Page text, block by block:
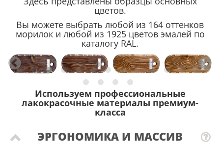
цветов.
Вы можете выбрать любой из 164 оттенков
морилок и любой из 1925 цветов эмалей по
каталогу RAL.
Используем профессиональные
лакокрасочные материалы премиум-
класса
ЭРГОНОМИКА И МАССИВ